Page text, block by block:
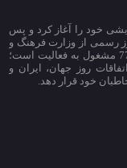
ماه سال 94 فعالیت آزمایشی خود را آغاز کرد و پس
95 موفق به اخذ مجوز رسمی از وزارت فرهنگ و
ارشاد اسلامی شد. قلم پرس که با شماره مجوز 77544 مشغول به فعالیت است؛
روز جهان، ایران و
خود قرار دهد.